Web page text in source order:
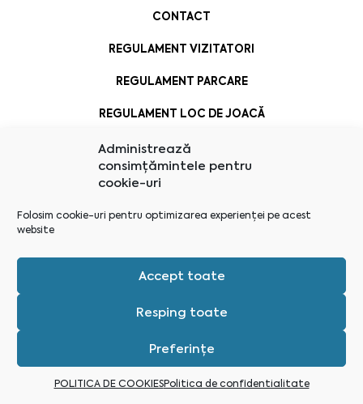
Administrează
consimțămintele pentru
cookie-uri
Folosim cookie-uri pentru optimizarea experienței pe acest
website
Accept toate
Resping toate
Preferințe
POLITICA DE COOKIESPolitica de confidentialitate
CONTACT
REGULAMENT VIZITATORI
REGULAMENT PARCARE
REGULAMENT LOC DE JOACĂ
Administrează consimțământ